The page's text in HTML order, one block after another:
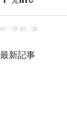
最新記事